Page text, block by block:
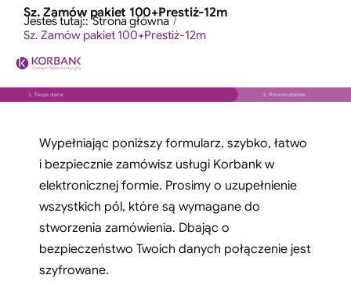
treści
PrzejdźSz. Zamów pakiet 100+Prestiż-12m
Jesteś tutaj:: Strona główna
Sz. Zamów pakiet 100+Prestiż-12m
Wypełniając poniższy formularz, szybko, łatwo
i bezpiecznie zamówisz usługi Korbank w
elektronicznej formie. Prosimy o uzupełnienie
wszystkich pól, które są wymagane do
stworzenia zamówienia. Dbając o
bezpieczeństwo Twoich danych połączenie jest
szyfrowane.